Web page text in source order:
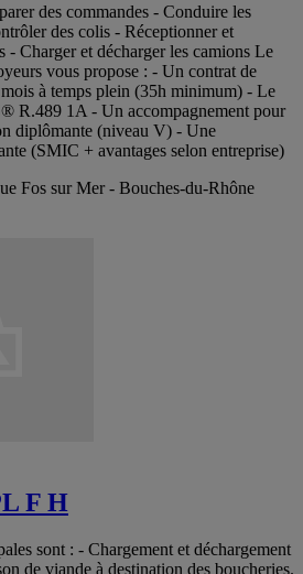
des commandes - Conduire les
des colis - Réceptionner et
- Charger et décharger les camions Le
vous propose : - Un contrat de
à temps plein (35h minimum) - Le
R.489 1A - Un accompagnement pour
diplômante (niveau V) - Une
(SMIC + avantages selon entreprise)
Fos sur Mer - Bouches-du-Rhône
F H
sont : - Chargement et déchargement
de viande à destination des boucheries.